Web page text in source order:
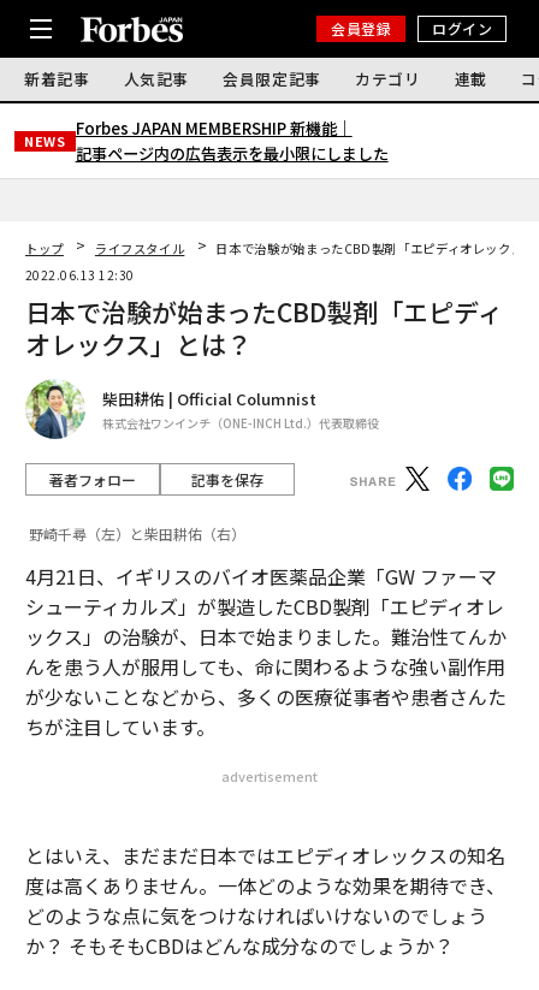
会員登録 ログイン
新着記事 人気記事 会員限定記事 カテゴリ 連載
NEWS
Forbes JAPAN MEMBERSHIP 新機能｜
記事ページ内の広告表示を最小限にしました
トップ ライフスタイル
日本で治験が始まったCBD製剤「エピディオレックス
2022.06.13 12:30
日本で治験が始まったCBD製剤「エピディ
オレックス」とは？
柴田耕佑 | Official Columnist
株式会社ワンインチ（ONE-INCH Ltd.）代表取締役
著者フォロー 記事を保存
野崎千尋（左）と柴田耕佑（右）
4月21日、イギリスのバイオ医薬品企業「GW ファーマ
シューティカルズ」が製造したCBD製剤「エピディオレ
ックス」の治験が、日本で始まりました。難治性てんか
んを患う人が服用しても、命に関わるような強い副作用
が少ないことなどから、多くの医療従事者や患者さんた
ちが注目しています。
advertisement
とはいえ、まだまだ日本ではエピディオレックスの知名
度は高くありません。一体どのような効果を期待でき、
どのような点に気をつけなければいけないのでしょう
か？ そもそもCBDはどんな成分なのでしょうか？